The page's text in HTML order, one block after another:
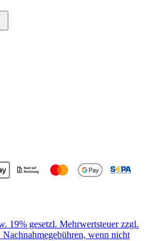
19% gesetzl. Mehrwertsteuer zzgl.
wenn nicht